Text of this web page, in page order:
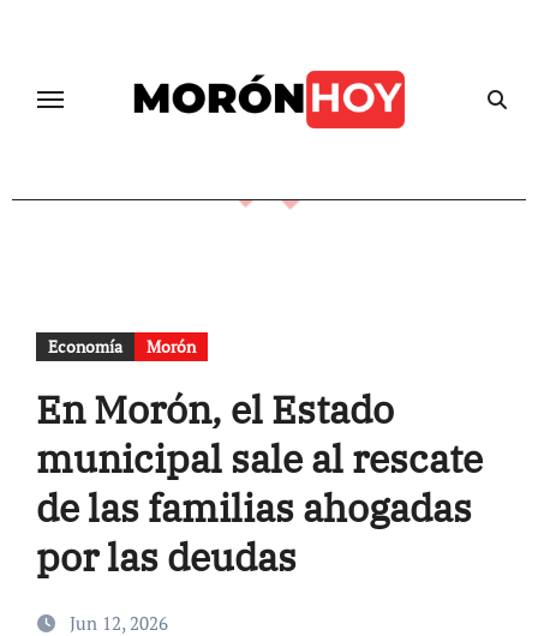
Economía Morón
En Morón, el Estado
municipal sale al rescate
de las familias ahogadas
por las deudas
Jun 12, 2026